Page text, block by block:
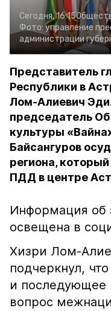
Сегодня, 16:15
Фото: управление
администрации
Представитель
Республики в
Лом-Алиевич
председатель
культуры
Байсангуров
региона,
ПДД в центре
Информация об
освещена в
Хизри Лом-
подчеркнул,
и последующее
вопрос